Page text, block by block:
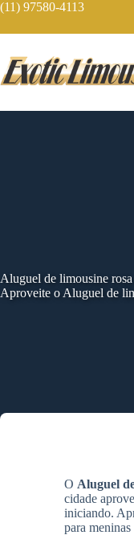
Skip
content
(11) 97580-4113
Aluguel de limousine
Aproveite o Aluguel de
O Aluguel
cidade
iniciando.
para meninas